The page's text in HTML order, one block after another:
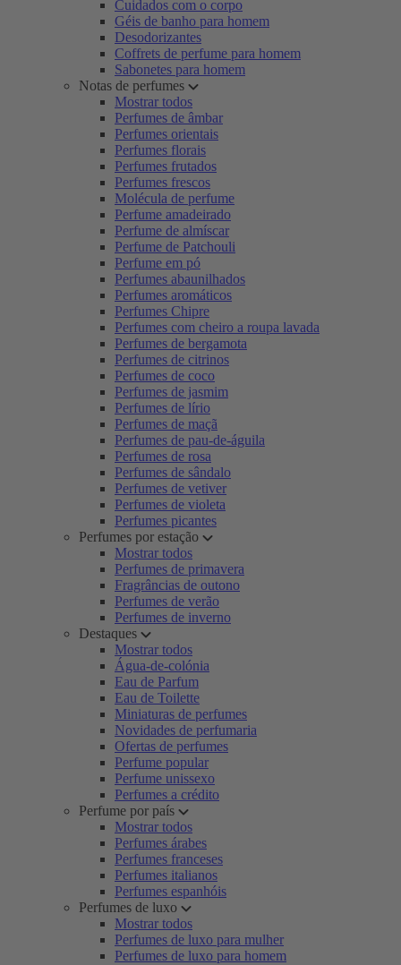
Cuidados com o corpo
Géis de banho para homem
Desodorizantes
Coffrets de perfume para homem
Sabonetes para homem
Notas de perfumes
Mostrar todos
Perfumes de âmbar
Perfumes orientais
Perfumes florais
Perfumes frutados
Perfumes frescos
Molécula de perfume
Perfume amadeirado
Perfume de almíscar
Perfume de Patchouli
Perfume em pó
Perfumes abaunilhados
Perfumes aromáticos
Perfumes Chipre
Perfumes com cheiro a roupa lavada
Perfumes de bergamota
Perfumes de citrinos
Perfumes de coco
Perfumes de jasmim
Perfumes de lírio
Perfumes de maçã
Perfumes de pau-de-águila
Perfumes de rosa
Perfumes de sândalo
Perfumes de vetiver
Perfumes de violeta
Perfumes picantes
Perfumes por estação
Mostrar todos
Perfumes de primavera
Fragrâncias de outono
Perfumes de verão
Perfumes de inverno
Destaques
Mostrar todos
Água-de-colónia
Eau de Parfum
Eau de Toilette
Miniaturas de perfumes
Novidades de perfumaria
Ofertas de perfumes
Perfume popular
Perfume unissexo
Perfumes a crédito
Perfume por país
Mostrar todos
Perfumes árabes
Perfumes franceses
Perfumes italianos
Perfumes espanhóis
Perfumes de luxo
Mostrar todos
Perfumes de luxo para mulher
Perfumes de luxo para homem